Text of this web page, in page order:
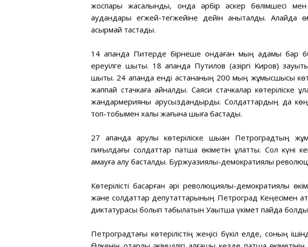
жоспары жасалынды, онда әрбір әскер бөлімшесі
аудандары егжей-тегжейіне дейін анықталды. Алайда
асырмай тастады.
14 ақпанда Питерде бірнеше ондаған мың адамы бар
ереуілге шықты. 18 ақпанда Путилов (қазіргі Киров)
шықты. 24 ақпанда енді астананың 200 мың жұмысшысы
жаппай стачкаға айналды. Саяси стачкалар
жандармерияны қарусыздандырды. Солдаттардың да
топ-тобымен халық жағына шыға бастады.
27 ақпанда қарулы көтеріліске шыққан Петроградтың
пиғылдағы солдаттар патша өкіметін құлатты. Сол күні
қамауға алу басталды. Буржуазиялық-демократиялық
Көтерілісті басқарған әрі революциялық-демократиялық
және солдаттар депутаттарының Петроград Кеңесімен
диктатурасы болып табылатын Уақытша үкімет пайда
Петроградтағы көтерілістің жеңісі бүкіл елде, соның